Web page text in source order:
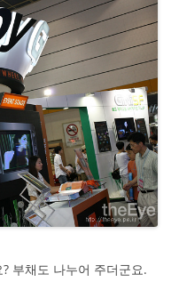
부채도 나누어 주더군요.